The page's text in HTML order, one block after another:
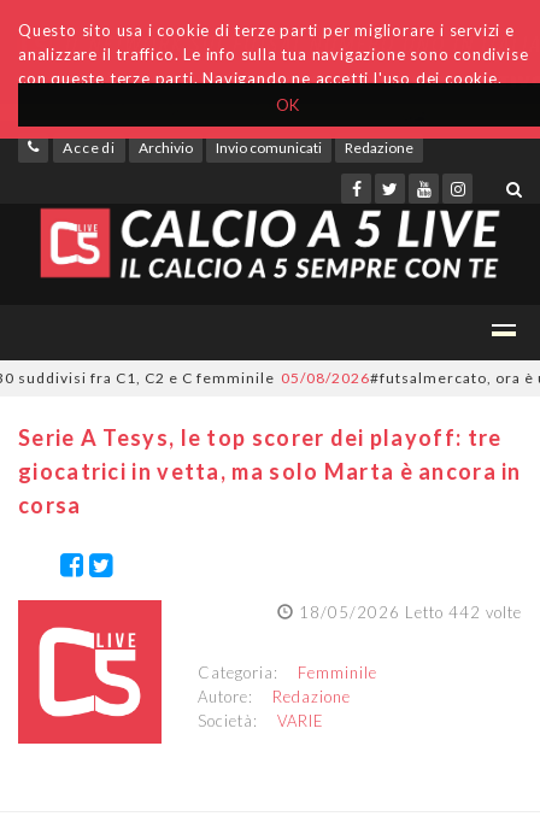
OK
Questo sito usa i cookie di terze parti per migliorare i servizi e
analizzare il traffico. Le info sulla tua navigazione sono condivise
con queste terze parti. Navigando ne accetti l'uso dei cookie.
Accedi Archivio Invio comunicati Redazione
fra C1, C2 e C femminile 05/08/2026#futsalmercato, ora è
Serie A Tesys, le top scorer dei playoff: tre
giocatrici in vetta, ma solo Marta è ancora in
corsa
18/05/2026 Letto 442 volte
Categoria: Femminile
Autore: Redazione
Società:VARIE